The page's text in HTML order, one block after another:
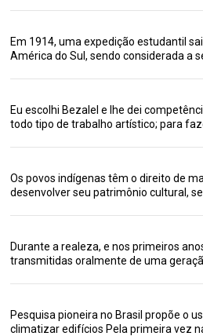
Em 1914, uma expedição estudantil
América do Sul, sendo considerada a
Eu escolhi Bezalel e lhe dei
todo tipo de trabalho artístico; para
Os povos indígenas têm o direito de
desenvolver seu patrimônio cultural,
Durante a realeza, e nos primeiros
transmitidas oralmente de uma
Pesquisa pioneira no Brasil propõe o
climatizar edifícios Pela primeira vez